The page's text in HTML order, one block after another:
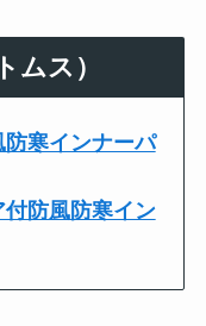
ムス）
寒インナーパ
防風防寒イン